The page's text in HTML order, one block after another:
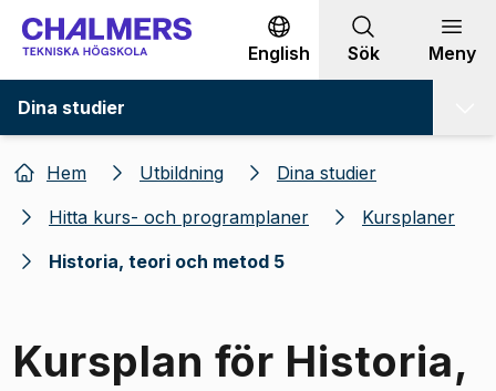
Gå till innehållet
English Sök Meny
Dina studier
Hem Utbildning
Dina studier
Hitta kurs- och programplaner
Kursplaner
Historia, teori och metod 5
Kursplan för Historia,